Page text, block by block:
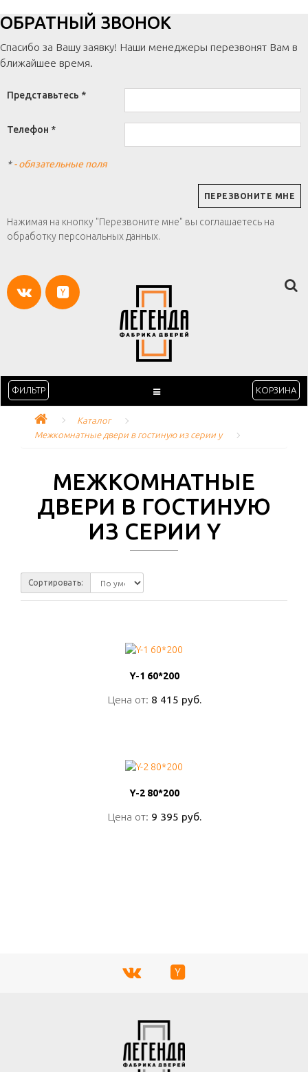
ОБРАТНЫЙ ЗВОНОК
Спасибо за Вашу заявку! Наши менеджеры перезвонят Вам в
ближайшее время.
Представьтесь *
Телефон *
*- обязательные поля
Нажимая на кнопку "Перезвоните мне" вы соглашаетесь на
обработку персональных данных.
ФИЛЬТР КОРЗИНА
Каталог
Межкомнатные двери в гостиную из серии y
МЕЖКОМНАТНЫЕ
ДВЕРИ В ГОСТИНУЮ
ИЗ СЕРИИ Y
Сортировать:
Y-1 60*200
Цена от: 8 415 руб.
Y-1 60*200
Цена от: 8 415 руб.
Y-2 80*200
Цена от: 9 395 руб.
Y-2 80*200
Цена от: 9 395 руб.